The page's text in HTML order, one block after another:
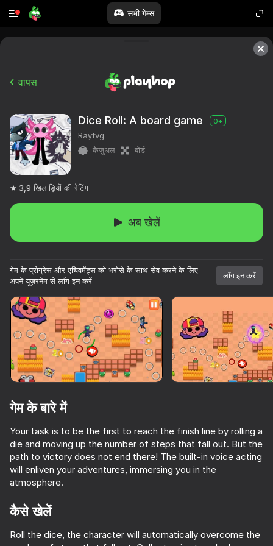
सभी गेम्स
सभी मुफ्त।
सभी आपके।
शुरू करें
डिवाइस घुमाएँ
यह गेम केवल लैंडस्केप
ओरिएंटेशन का समर्थन करता है
Call Sprunki Incredibox now!
Sprunki Sonic EXE
Sprunki Retake Original
FNF vs
वापस
Dice Roll: A board game 0+
Rayfvg
कैज़ुअल
बोर्ड
3,9 खिलाड़ियों की रेटिंग
अब खेलें
गेम के प्रोग्रेस और एचिवमेंट्स को भरोसे के साथ सेव करने के लिए
अपने यूज़रनेम से लॉग इन करें
लॉग इन करें
गेम के बारे में
Your task is to be the first to reach the finish line by rolling a
die and moving up the number of steps that fall out. But the
path to victory does not end there! The built-in voice acting
will enliven your adventures, immersing you in the
atmosphere.
कैसे खेलें
Roll the dice, the character will automatically overcome the